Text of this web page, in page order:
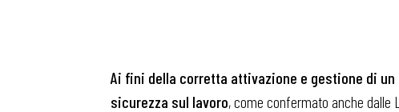
Ai fini della corretta attivazione e gestione di
sicurezza sul lavoro, come confermato anche dalle